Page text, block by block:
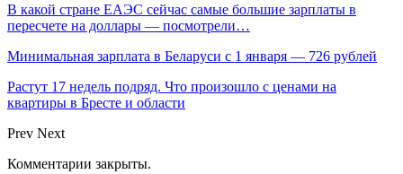
В какой стране ЕАЭС сейчас самые большие зарплаты в
пересчете на доллары — посмотрели…
Минимальная зарплата в Беларуси с 1 января — 726 рублей
Растут 17 недель подряд. Что произошло с ценами на
квартиры в Бресте и области
Prev Next
Комментарии закрыты.